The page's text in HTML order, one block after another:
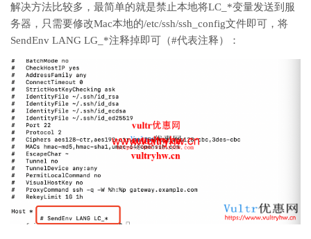
解决方法比较多，最简单的就是禁止本地将LC_*变量发送到服
务器，只需要修改Mac本地的/etc/ssh/ssh_config文件即可，将
SendEnv LANG LG_*注释掉即可（#代表注释）：